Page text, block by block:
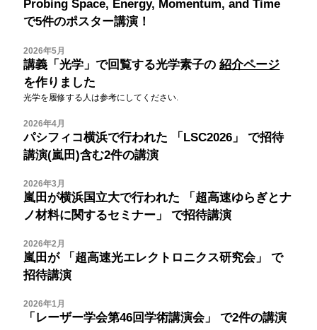
Probing Space, Energy, Momentum, and Time
で5件のポスター講演！
2026年5月
講義「光学」で回覧する光学素子の紹介ページ
を作りました
光学を履修する人は参考にしてください.
2026年4月
パシフィコ横浜で行われた 「LSC2026」
で招待
講演(嵐田)含む2件の講演
2026年3月
嵐田が横浜国立大で行われた
「超高速ゆらぎとナ
ノ材料に関するセミナー」
で招待講演
2026年2月
嵐田が 「超高速光エレクトロニクス研究会」
で
招待講演
2026年1月
「レーザー学会第46回学術講演会」 で2件の講演